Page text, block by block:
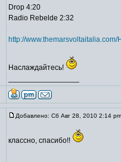
Drop 4:20
Radio Rebelde 2:32
http://
Наслаждайтесь!
Добавлено: Сб Авг 28, 2010 2:14 pm
классно, спасибо!!